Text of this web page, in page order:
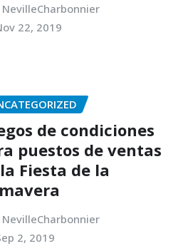
NevilleCharbonnier
22, 2019
de condiciones
puestos de ventas
Fiesta de la
NevilleCharbonnier
2, 2019